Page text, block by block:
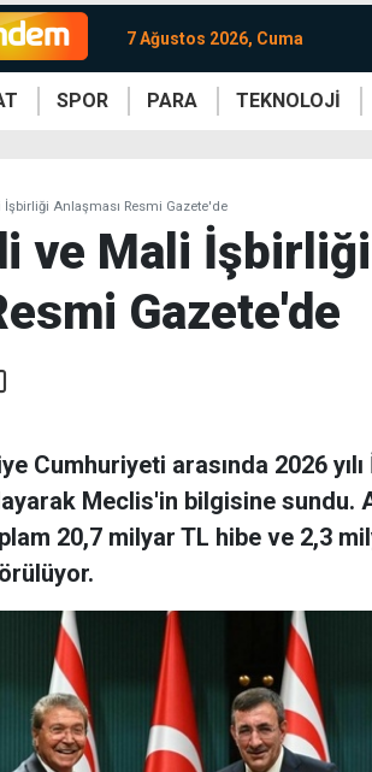
7 Ağustos 2026, Cuma
SPOR PARA TEKNOLOJİ
İşbirliği Anlaşması Resmi Gazete'de
ve Mali İşbirliği
Gazete'de
Cumhuriyeti arasında 2026
Meclis'in bilgisine sundu.
20,7 milyar TL hibe ve 2,3